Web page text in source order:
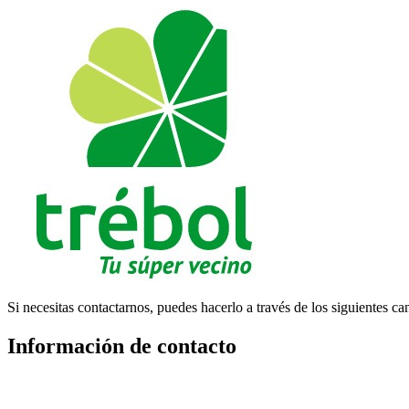
Si necesitas contactarnos, puedes hacerlo a través de los siguientes
Información de contacto